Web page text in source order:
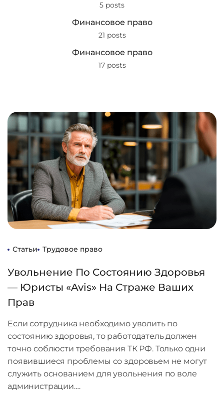
5 posts
Финансовое право
21 posts
Финансовое право
17 posts
Статьи Трудовое право
Увольнение По Состоянию Здоровья
— Юристы «Avis» На Страже Ваших
Прав
Если сотрудника необходимо уволить по
состоянию здоровья, то работодатель должен
точно соблюсти требования ТК РФ. Только одни
появившиеся проблемы со здоровьем не могут
служить основанием для увольнения по воле
администрации.…